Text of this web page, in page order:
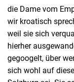
die Dame vom
wir kroatisch
weil sie sich
hierher
gegoogelt, über
sich wohl auf